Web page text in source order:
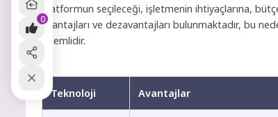
platformun seçileceği, işletmenin ihtiyaçlarına,
avantajları ve dezavantajları bulunmaktadır, bu
önemlidir.
Teknoloji Avantajlar
0